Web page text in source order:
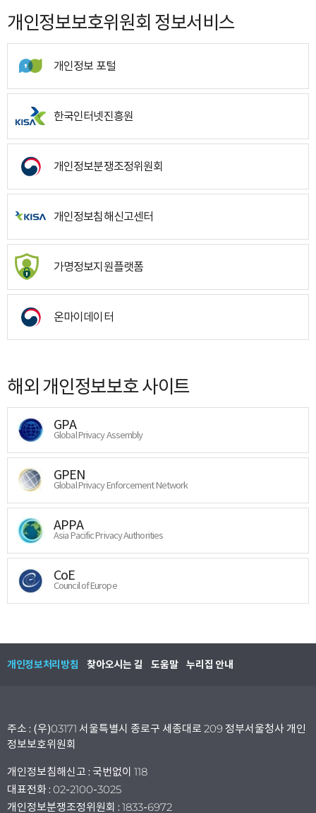
개인정보보호위원회 정보서비스
개인정보 포털
한국인터넷진흥원
개인정보분쟁조정위원회
개인정보침해신고센터
가명정보지원플랫폼
온마이데이터
해외 개인정보보호 사이트
GPA
Global Privacy Assembly
GPEN
Global Privacy Enforcement Network
APPA
Asia Pacific Privacy Authorities
CoE
Council of Europe
개인정보처리방침 찾아오시는 길 도움말 누리집 안내
주소 : (우)03171 서울특별시 종로구 세종대로 209 정부서울청사 개인
정보보호위원회
개인정보침해신고 : 국번없이 118
대표전화 : 02-2100-3025
개인정보분쟁조정위원회 : 1833-6972